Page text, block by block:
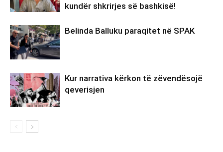
kundër shkrirjes së bashkisë!
Belinda Balluku paraqitet në SPAK
Kur narrativa kërkon të zëvendësojë
qeverisjen